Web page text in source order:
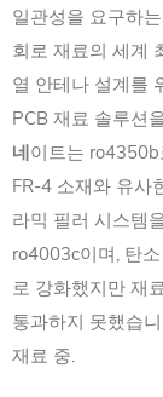
일관성을 요구하
회로 재료의 세계
열 안테나 설계를
PCB 재료 솔루션
네 이트는 ro4350b
FR-4 소재와 유사
라믹 필러 시스템
ro4003c이며, 탄
로 강화했지만 재
통과하지 못했습
재료 중.